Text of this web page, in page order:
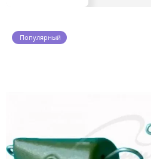
Популярный